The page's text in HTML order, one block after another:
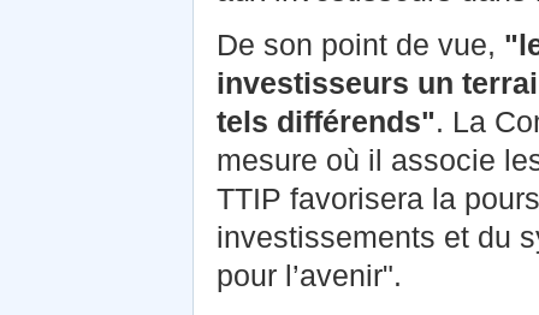
De son point de vue,
investisseurs un
tels différends". La
mesure où il associe
TTIP favorisera la
investissements et du
pour l’avenir".